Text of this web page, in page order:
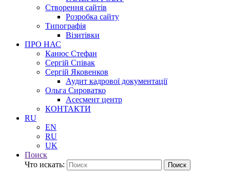
Створення сайтів
Розробка сайту
Типографія
Візитівки
ПРО НАС
Канюс Стефан
Сергій Співак
Сергій Яковенков
Аудит кадрової документації
Ольга Сироватко
Асесмент центр
КОНТАКТИ
RU
EN
RU
UK
Поиск
Что искать:
Поиск